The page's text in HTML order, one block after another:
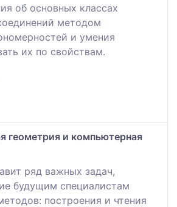
об основных классах
методом
и умения
их по свойствам.
геометрия и компьютерная
ряд важных задач,
будущим специалистам
построения и чтения